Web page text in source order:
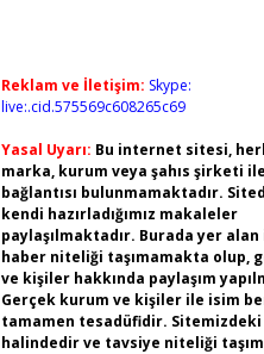
Reklam ve İletişim: Skype:
live:.cid.575569c608265c69
Yasal Uyarı: Bu internet sitesi,
marka, kurum veya şahıs şirketi
bağlantısı bulunmamaktadır.
kendi hazırladığımız makaleler
paylaşılmaktadır. Burada yer
haber niteliği taşımamakta olup,
ve kişiler hakkında paylaşım
Gerçek kurum ve kişiler ile isim
tamamen tesadüfidir.
halindedir ve tavsiye niteliği